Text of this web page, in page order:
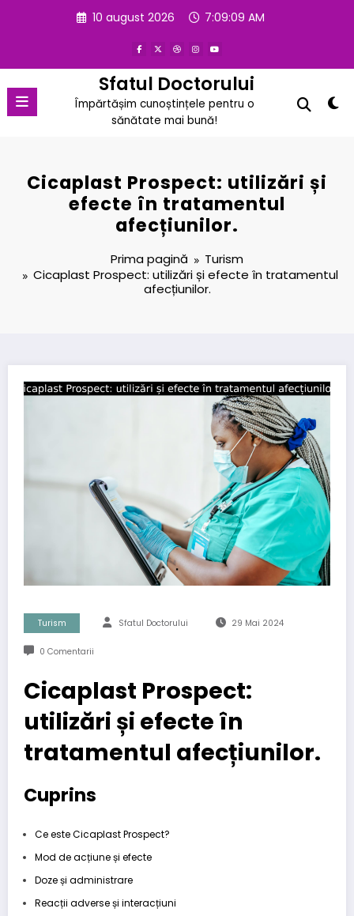
10 august 2026 7:09:10 AM
Sfatul Doctorului
Împărtășim cunoștințele pentru o
sănătate mai bună!
Cicaplast Prospect: utilizări și
efecte în tratamentul
afecțiunilor.
Prima pagină
Turism
Cicaplast Prospect: utilizări și efecte în tratamentul
afecțiunilor.
Turism Sfatul Doctorului 29 Mai 2024
0 Comentarii
Cicaplast Prospect:
utilizări și efecte în
tratamentul afecțiunilor.
Cuprins
Ce este Cicaplast Prospect?
Mod de acțiune și efecte
Doze și administrare
Reacții adverse și interacțiuni